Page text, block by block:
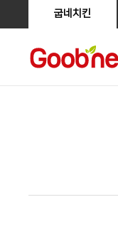
굽네치킨